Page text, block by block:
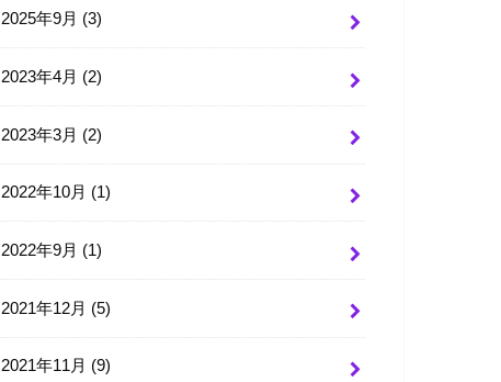
2025年9月 (3)
2023年4月 (2)
2023年3月 (2)
2022年10月 (1)
2022年9月 (1)
2021年12月 (5)
2021年11月 (9)